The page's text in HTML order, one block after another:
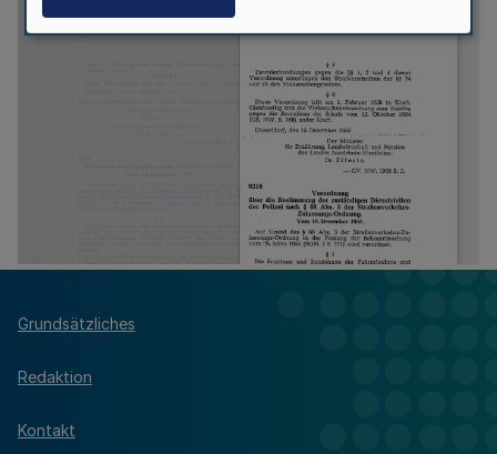
Grundsätzliches
Redaktion
Kontakt